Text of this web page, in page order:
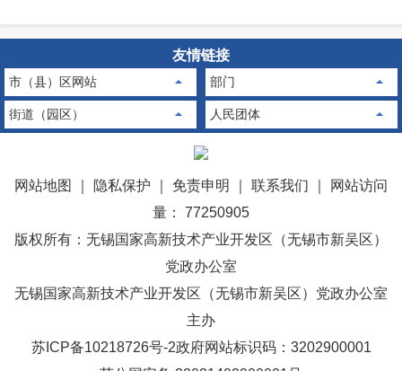
友情链接
市（县）区网站 部门
街道（园区） 人民团体
网站地图 隐私保护 免责申明 联系我们
网站访问
量： 77250905
版权所有：无锡国家高新技术产业开发区（无锡市新吴区）
党政办公室
无锡国家高新技术产业开发区（无锡市新吴区）党政办公室
主办
苏ICP备10218726号-2政府网站标识码：3202900001